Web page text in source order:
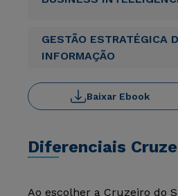
GESTÃO ESTRATÉGICA
INFORMAÇÃO
Baixar Ebook
Diferenciais
Ao escolher a Cruzeiro do